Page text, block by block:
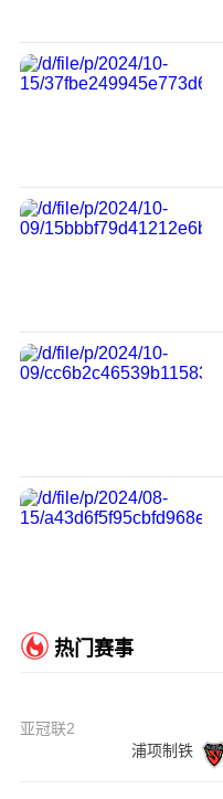
热门赛事
亚冠联2
浦项制铁